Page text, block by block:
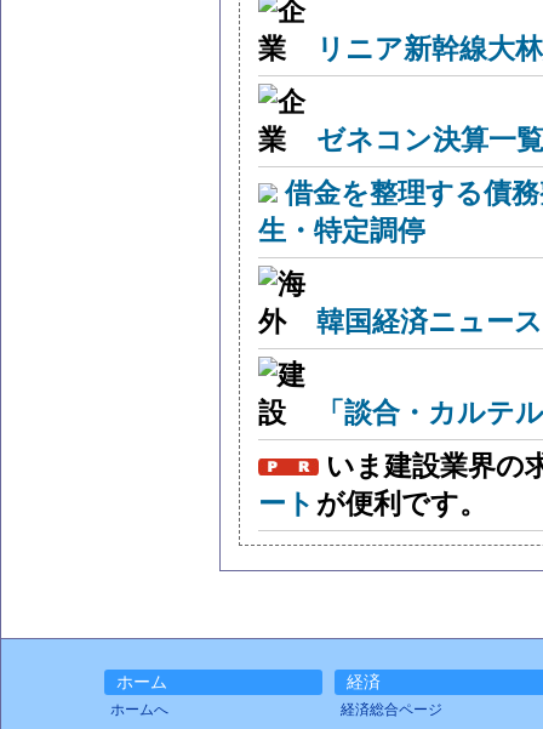
リニア新幹線大
ゼネコン決算一
借金を整理する債
生・特定調停
韓国経済ニュー
「談合・カルテ
いま建設業界の
ート が便利です。
ホーム
ホームへ
経済
経済総合ページ